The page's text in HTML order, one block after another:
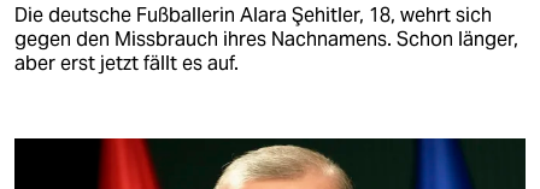
Die deutsche Fußballerin Alara Şehitler, 18, wehrt sich
gegen den Missbrauch ihres Nachnamens. Schon länger,
aber erst jetzt fällt es auf.